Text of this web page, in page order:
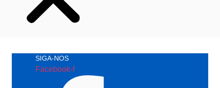
SIGA-NOS
Facebook-f